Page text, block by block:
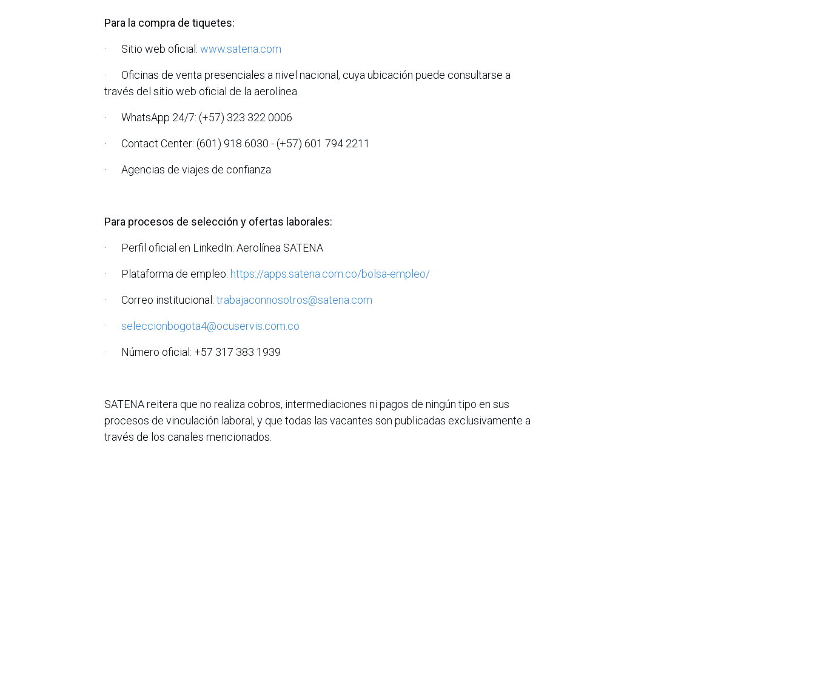
Para la compra de tiquetes:
· Sitio web oficial: www.satena.com
· Oficinas de venta presenciales a nivel nacional, cuya ubicación puede consultarse a
través del sitio web oficial de la aerolínea.
· WhatsApp 24/7: (+57) 323 322 0006
· Contact Center: (601) 918 6030 - (+57) 601 794 2211
· Agencias de viajes de confianza
Para procesos de selección y ofertas laborales:
· Perfil oficial en LinkedIn: Aerolínea SATENA
· Plataforma de empleo: https://apps.satena.com.co/bolsa-empleo/
· Correo institucional: trabajaconnosotros@satena.com
· seleccionbogota4@ocuservis.com.co
· Número oficial: +57 317 383 1939
SATENA reitera que no realiza cobros, intermediaciones ni pagos de ningún tipo en sus
procesos de vinculación laboral, y que todas las vacantes son publicadas exclusivamente a
través de los canales mencionados.